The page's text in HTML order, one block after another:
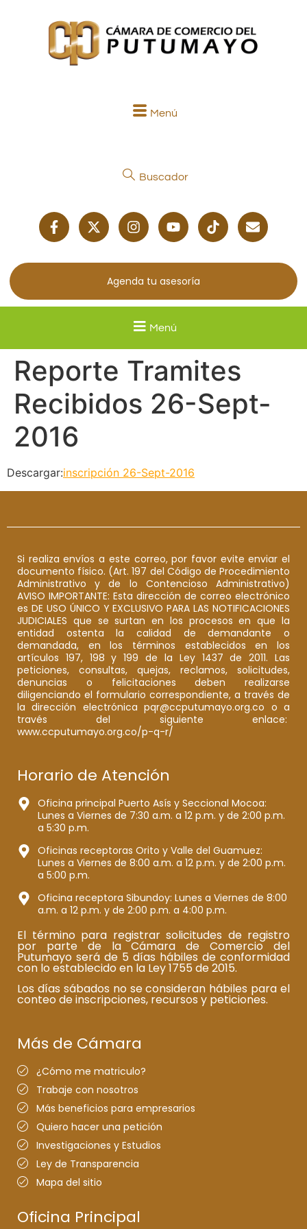
Menú
Buscador
Agenda tu asesoría
Menú
Reporte Tramites
Recibidos 26-Sept-
2016
Descargar:inscripción 26-Sept-2016
Si realiza envíos a este correo, por favor evite enviar el
documento físico. (Art. 197 del Código de Procedimiento
Administrativo y de lo Contencioso Administrativo)
AVISO IMPORTANTE: Esta dirección de correo electrónico
es DE USO ÚNICO Y EXCLUSIVO PARA LAS NOTIFICACIONES
JUDICIALES que se surtan en los procesos en que la
entidad ostenta la calidad de demandante o
demandada, en los términos establecidos en los
artículos 197, 198 y 199 de la Ley 1437 de 2011. Las
peticiones, consultas, quejas, reclamos, solicitudes,
denuncias o felicitaciones deben realizarse
diligenciando el formulario correspondiente, a través de
la dirección electrónica pqr@ccputumayo.org.co o a
través del siguiente enlace:
www.ccputumayo.org.co/p-q-r/
Horario de Atención
Oficina principal Puerto Asís y Seccional Mocoa:
Lunes a Viernes de 7:30 a.m. a 12 p.m. y de 2:00 p.m.
a 5:30 p.m.
Oficinas receptoras Orito y Valle del Guamuez:
Lunes a Viernes de 8:00 a.m. a 12 p.m. y de 2:00 p.m.
a 5:00 p.m.
Oficina receptora Sibundoy: Lunes a Viernes de 8:00
a.m. a 12 p.m. y de 2:00 p.m. a 4:00 p.m.
El término para registrar solicitudes de registro
por parte de la Cámara de Comercio del
Putumayo será de 5 días hábiles de conformidad
con lo establecido en la Ley 1755 de 2015.
Los días sábados no se consideran hábiles para el
conteo de inscripciones, recursos y peticiones.
Más de Cámara
¿Cómo me matriculo?
Trabaje con nosotros
Más beneficios para empresarios
Quiero hacer una petición
Investigaciones y Estudios
Ley de Transparencia
Mapa del sitio
Oficina Principal